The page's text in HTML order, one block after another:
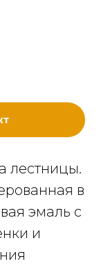
лестницы.
в
эмаль с
и